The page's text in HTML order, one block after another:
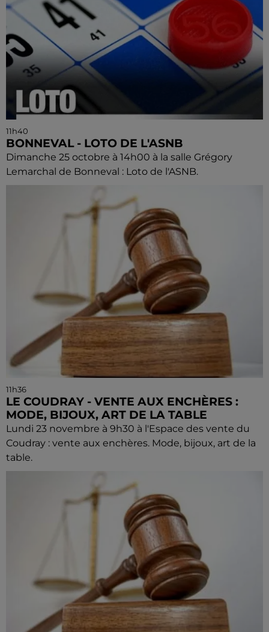
11h40
BONNEVAL - LOTO DE L'ASNB
Dimanche 25 octobre à 14h00 à la salle Grégory
Lemarchal de Bonneval : Loto de l'ASNB.
11h36
LE COUDRAY - VENTE AUX ENCHÈRES :
MODE, BIJOUX, ART DE LA TABLE
Lundi 23 novembre à 9h30 à l'Espace des vente du
Coudray : vente aux enchères. Mode, bijoux, art de la
table.